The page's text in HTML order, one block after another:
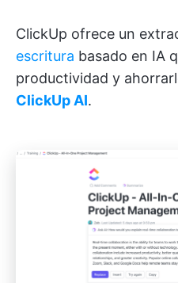
ClickUp ofrece un
escritura basado en IA
productividad y
ClickUp AI.